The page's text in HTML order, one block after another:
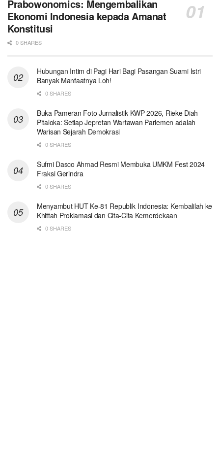
Prabowonomics: Mengembalikan
Ekonomi Indonesia kepada Amanat
Konstitusi
0 SHARES
Hubungan Intim di Pagi Hari Bagi Pasangan Suami Istri
Banyak Manfaatnya Loh!
0 SHARES
Buka Pameran Foto Jurnalistik KWP 2026, Rieke Diah
Pitaloka: Setiap Jepretan Wartawan Parlemen adalah
Warisan Sejarah Demokrasi
0 SHARES
Sufmi Dasco Ahmad Resmi Membuka UMKM Fest 2024
Fraksi Gerindra
0 SHARES
Menyambut HUT Ke-81 Republik Indonesia: Kembalilah ke
Khittah Proklamasi dan Cita-Cita Kemerdekaan
0 SHARES